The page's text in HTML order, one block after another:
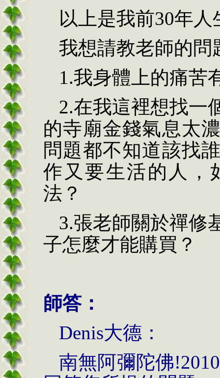
以上是我前30年人
我想請教老師的問
1.我身體上的痛苦
2.在我這裡想找一
的寺廟金錢氣息太
問題都不知道該找
作又要生活的人，
法？
3.張老師關於禪修
子怎麼才能購買？
師答：
Denis大德：
南無阿彌陀佛!2010